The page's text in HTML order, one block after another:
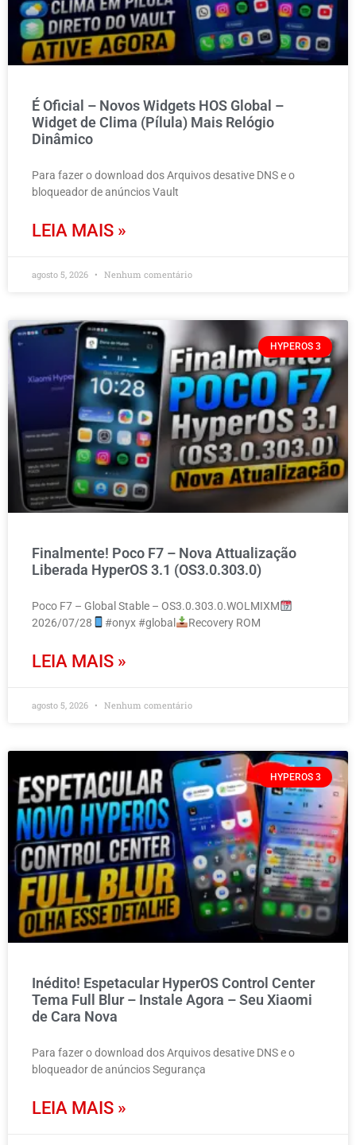
É Oficial – Novos Widgets HOS Global –
Widget de Clima (Pílula) Mais Relógio
Dinâmico
Para fazer o download dos Arquivos desative DNS e o
bloqueador de anúncios Vault
LEIA MAIS »
agosto 5, 2026 Nenhum comentário
HYPEROS 3
Finalmente! Poco F7 – Nova Attualização
Liberada HyperOS 3.1 (OS3.0.303.0)
Poco F7 – Global Stable – OS3.0.303.0.WOLMIXM
2026/07/28
#onyx #global Recovery ROM
LEIA MAIS »
agosto 5, 2026 Nenhum comentário
HYPEROS 3
Inédito! Espetacular HyperOS Control Center
Tema Full Blur – Instale Agora – Seu Xiaomi
de Cara Nova
Para fazer o download dos Arquivos desative DNS e o
bloqueador de anúncios Segurança
LEIA MAIS »